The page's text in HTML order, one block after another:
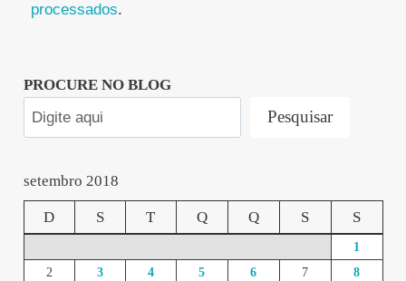
processados.
PROCURE NO BLOG
Pesquisar
setembro 2018
D S T Q Q S S
1
2
3 4 5 6 7
8